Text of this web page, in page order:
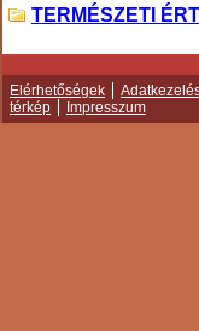
TERMÉSZETI
Elérhetőségek
térkép
Impresszum